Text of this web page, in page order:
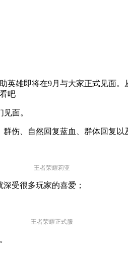
英雄即将在9月与大家正式见面
吧
面。
伤、自然回复蓝血、群体回复以
王者荣耀莉亚
受很多玩家的喜爱；
王者荣耀正式服